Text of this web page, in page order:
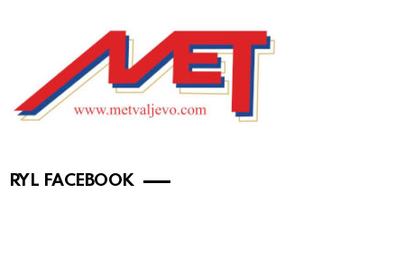
RYL FACEBOOK